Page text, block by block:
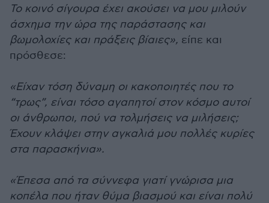
Το κοινό σίγουρα έχει ακούσει να μου μιλούν
άσχημα την ώρα της παράστασης και
βωμολοχίες και πράξεις βίαιες», είπε και
πρόσθεσε:
«Είχαν τόση δύναμη οι κακοποιητές που το
“τρως”, είναι τόσο αγαπητοί στον κόσμο αυτοί
οι άνθρωποι, πού να τολμήσεις να μιλήσεις;
Έχουν κλάψει στην αγκαλιά μου πολλές κυρίες
στα παρασκήνια».
«Έπεσα από τα σύννεφα γιατί γνώρισα μια
κοπέλα που ήταν θύμα βιασμού και είναι πολύ